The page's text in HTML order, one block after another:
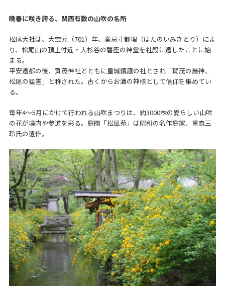
晩春に咲き誇る、関西有数の山吹の名所
松尾大社は、大宝元（701）年、秦忌寸都理（はたのいみきとり）によ
り、松尾山の頂上付近・大杉谷の磐座の神霊を社殿に遷したことに始
まる。
平安遷都の後、賀茂神社とともに皇城鎮護の社とされ「賀茂の厳神、
松尾の猛霊」と称された。古くからお酒の神様として信仰を集めてい
る。
毎年4～5月にかけて行われる山吹まつりは、約3000株の愛らしい山吹
の花が境内や参道を彩る。庭園「松風苑」は昭和の名作庭家、重森三
玲氏の遺作。